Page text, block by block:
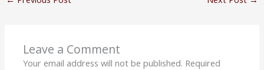
Leave a Comment
Your email address will not be published. Required